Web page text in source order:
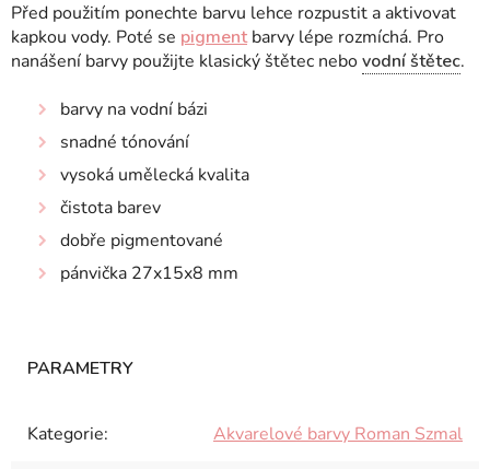
Před použitím ponechte barvu lehce rozpustit a aktivovat
kapkou vody. Poté se pigmentbarvy lépe rozmíchá. Pro
nanášení barvy použijte klasický štětec nebovodní štětec.
barvy na vodní bázi
snadné tónování
vysoká umělecká kvalita
čistota barev
dobře pigmentované
pánvička 27x15x8 mm
Kategorie: Akvarelové barvy Roman Szmal